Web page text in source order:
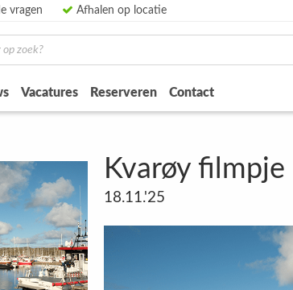
vragen Afhalen op locatie
Vacatures Reserveren Contact
Kvarøy filmpje
18.11.'25